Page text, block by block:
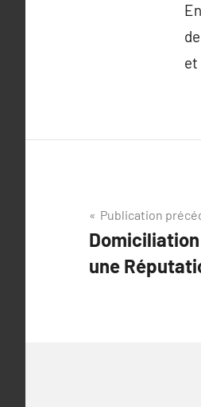
et
Navigation
de
l’article
Publication
une